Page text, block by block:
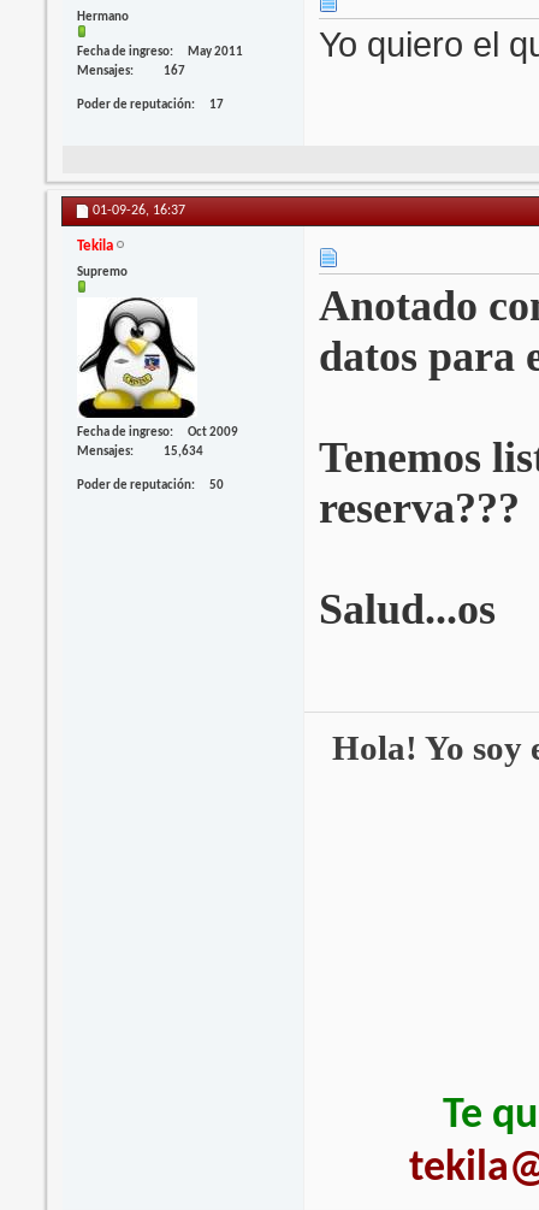
Hermano
Fecha de ingreso
May 2011
Mensajes
167
Poder de reputación 17
Yo quiero el
01-09-26, 16:37
Tekila
Supremo
Fecha de ingreso
Oct 2009
Mensajes
15,634
Poder de reputación 50
Anotado
datos para
Tenemos
reserva???
Salud...os
Hola! Yo soy
Te